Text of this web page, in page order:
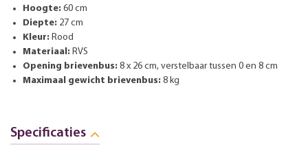
Hoogte: 60 cm
Diepte: 27 cm
Kleur: Rood
Materiaal: RVS
Opening brievenbus: 8 x 26 cm, verstelbaar tussen 0 en 8 cm
Maximaal gewicht brievenbus: 8 kg
Specificaties